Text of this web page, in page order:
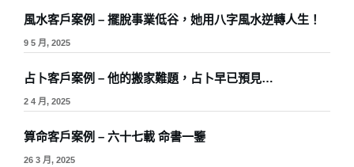
風水客戶案例 – 擺脫事業低谷，她用八字風水逆轉人生！
9 5 月, 2025
占卜客戶案例 – 他的搬家難題，占卜早已預見…
2 4 月, 2025
算命客戶案例 – 六十七載 命書一鑒
26 3 月, 2025